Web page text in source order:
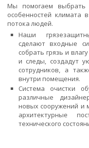
Мы помогаем выбрать
особенностей климата
потока людей.
Наши
сделают входные
собрать грязь и
и следы, создадут
сотрудников, а
внутри помещения.
Система очистки
различные
новых сооружений и
архитектурные
технического